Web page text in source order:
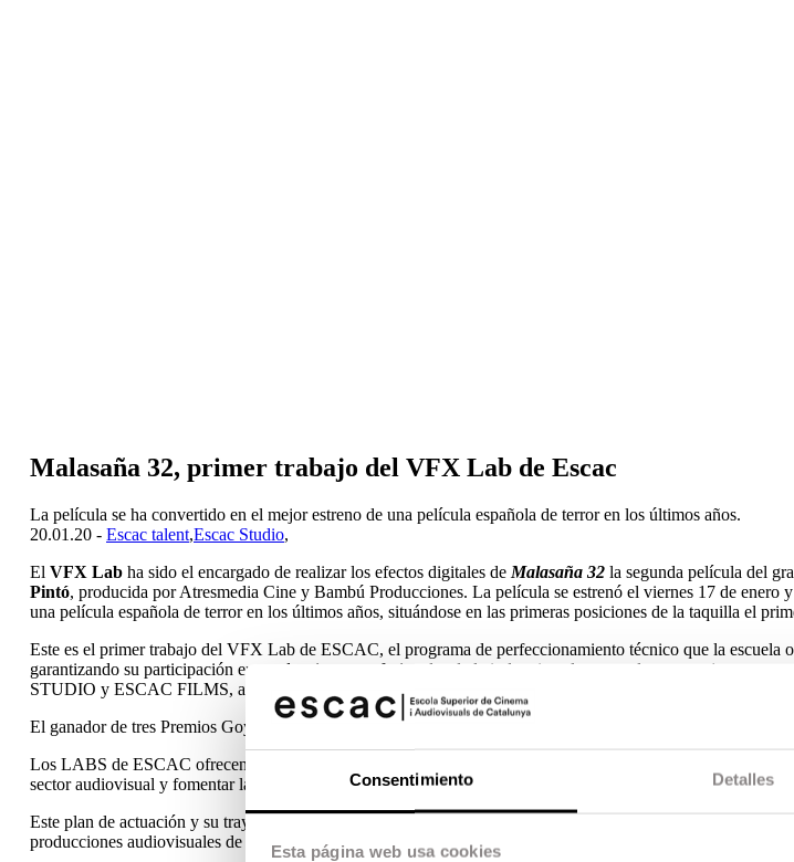
Consentimiento Detalles
Esta página web usa cookies
Malasaña 32, primer trabajo del VFX Lab de Escac
La película se ha convertido en el mejor estreno de una película española de terror en los últimos años.
20.01.20 - Escac talent,Escac Studio,
El VFX Lab ha sido el encargado de realizar los efectos digitales de Malasaña 32 la segunda película del
Pintó, producida por Atresmedia Cine y Bambú Producciones. La película se estrenó el viernes 17 de enero
una película española de terror en los últimos años, situándose en las primeras posiciones de la taquilla el
Este es el primer trabajo del VFX Lab de ESCAC, el programa de perfeccionamiento técnico que la escuela
garantizando su participación en producciones profesionales de la industria, tales como largometrajes,
STUDIO y ESCAC FILMS, así como acompañamiento profesional y colaboraciones externas en proyectos
El ganador de tres Premios Goya
es el coordinador del Lab,
Los LABS de ESCAC ofrecen un nuevo modelo formativo de creación y producción con dos objetivos:
sector audiovisual y fomentar la excelencia en el ámbito académico, promoviendo la capacitación técnica, el
Este plan de actuación y su trayectoria trabajando con jóvenes talentos consolidan a ESCAC como una de
producciones audiovisuales de España.